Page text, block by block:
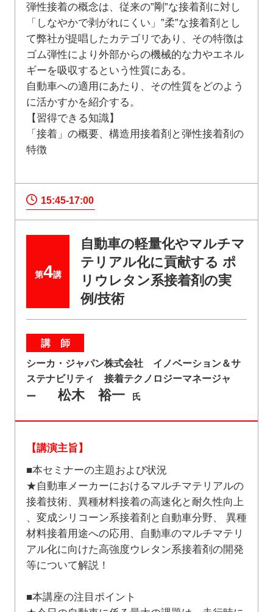
弾性接着の概念は、従来の”剛”な接着剤に対し
「しなやかで剥がれにくい」”柔”な接着剤とし
て弊社が提唱したカテゴリであり、その特徴は
ゴム弾性により外部からの機械的な力やエネル
ギーを吸収するという性質にある。
自動車への適用にあたり、その性質をどのよう
に活かすかを紹介する。
【習得できる知識】
「接着」の概要、構造用接着剤と弾性接着剤の
特徴
15:45-17:00
第4講
自動車の軽量化やマルチマ
テリアル化に貢献する ポ
リウレタン系接着剤の実
例/技術
講 師
シーカ・ジャパン株式会社 イノベーション＆サ
ステナビリティ 接着テクノロジーマネージャ
ー
松木 裕一 氏
【講演主旨】
■本セミナーの主題および状況
★自動車メーカーにおけるマルチマテリアルの
接着技術、異種材料接着の高速化と耐久性向上
、変成シリコーン系接着剤と自動車分野、 異種
材料接着用途への応用、自動車のマルチマテリ
アル化に向けた高強度ウレタン系接着剤の開発
等について解説！
■本講座の注目ポイント